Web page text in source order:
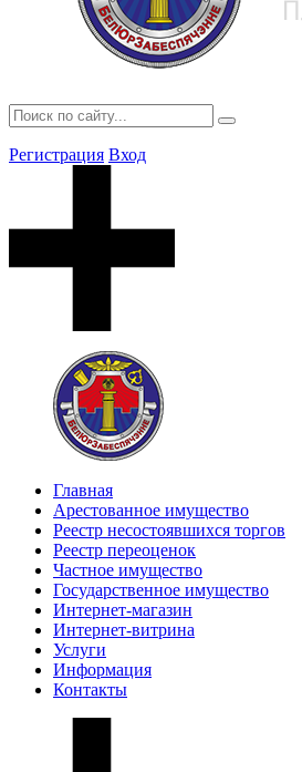
Регистрация Вход
Главная
Арестованное имущество
Реестр несостоявшихся торгов
Реестр переоценок
Частное имущество
Государственное имущество
Интернет-магазин
Интернет-витрина
Услуги
Информация
Контакты